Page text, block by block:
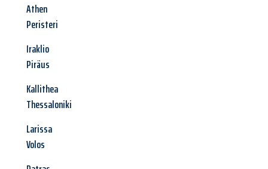
Athen
Peristeri
Iraklio
Piräus
Kallithea
Thessaloniki
Larissa
Volos